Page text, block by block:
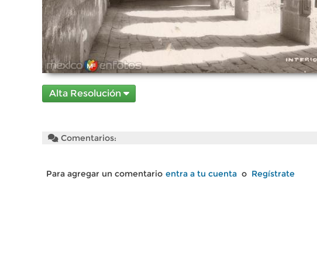
Alta Resolución
Comentarios:
Para agregar un comentario entra a tu cuenta o Regístrate